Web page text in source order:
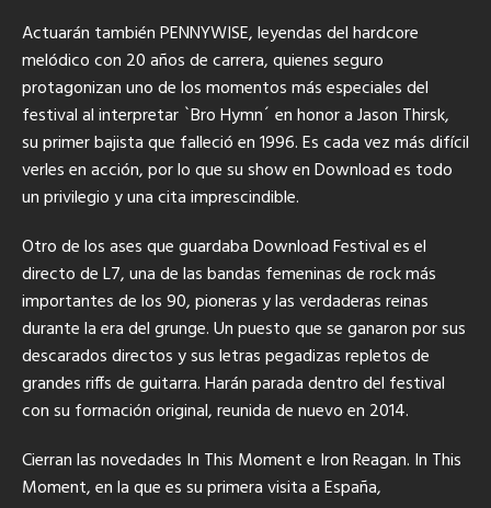
Actuarán también PENNYWISE, leyendas del hardcore
melódico con 20 años de carrera, quienes seguro
protagonizan uno de los momentos más especiales del
festival al interpretar `Bro Hymn´ en honor a Jason Thirsk,
su primer bajista que falleció en 1996. Es cada vez más difícil
verles en acción, por lo que su show en Download es todo
un privilegio y una cita imprescindible.
Otro de los ases que guardaba Download Festival es el
directo de L7, una de las bandas femeninas de rock más
importantes de los 90, pioneras y las verdaderas reinas
durante la era del grunge. Un puesto que se ganaron por sus
descarados directos y sus letras pegadizas repletos de
grandes riffs de guitarra. Harán parada dentro del festival
con su formación original, reunida de nuevo en 2014.
Cierran las novedades In This Moment e Iron Reagan. In This
Moment, en la que es su primera visita a España,